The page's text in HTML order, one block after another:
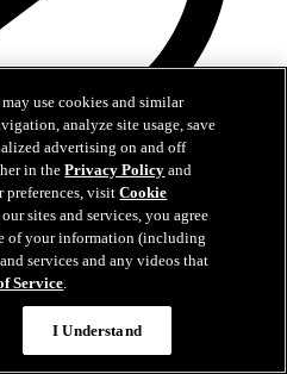
disette
longue disette
use cookies and similar
analyze site usage, save
advertising on and off
in thePrivacy Policy and
preferences, visitCookie
sites and services, you agree
of your information (including
services and any videos that
Service.
I Understand